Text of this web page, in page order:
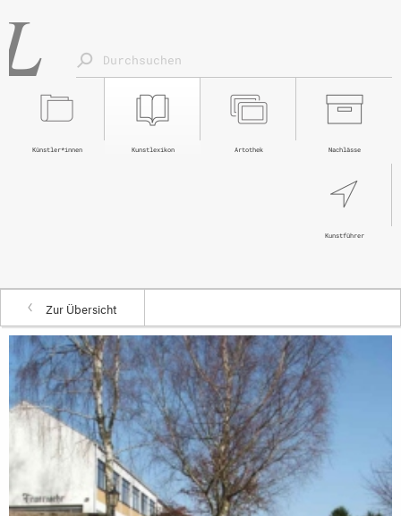
Nachlässe
Artothek
Kunstlexikon
Künstler*innen
Kunstführer
Zur Übersicht